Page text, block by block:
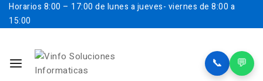
Horarios 8:00 – 17:00 de lunes a jueves- viernes de 8:00 a
15:00
📞 💬